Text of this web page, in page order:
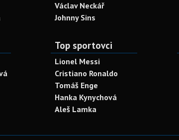
Václav Neckář
Johnny Sins
Top sportovci
Lionel Messi
Cristiano Ronaldo
Tomáš Enge
Hanka Kynychová
Aleš Lamka